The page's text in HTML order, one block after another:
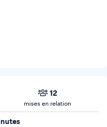
12
mises en relation